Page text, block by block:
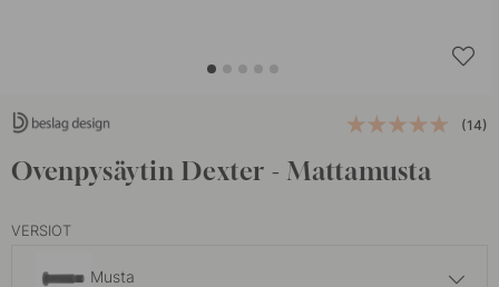
(14)
Ovenpysäytin Dexter - Mattamusta
VERSIOT
Musta